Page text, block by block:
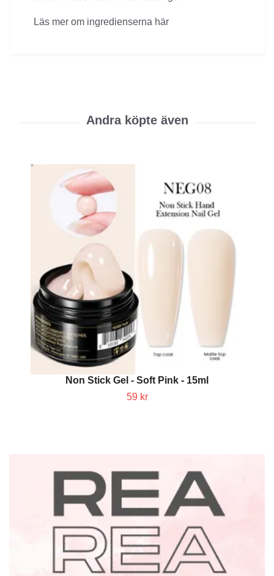
Läs mer om ingredienserna här
Non Stick Gel - Soft Pink - 15ml
59 kr